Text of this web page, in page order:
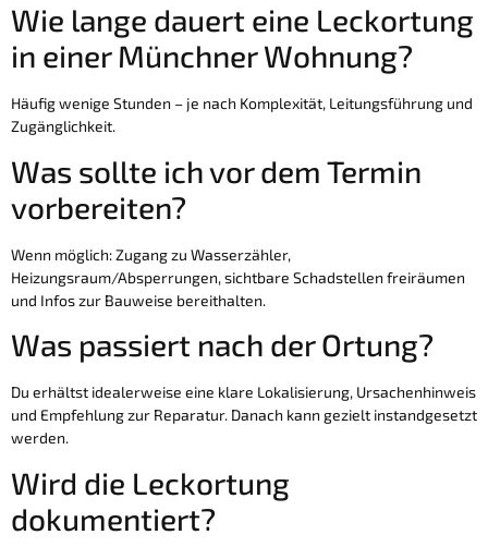
Wie lange dauert eine Leckortung
in einer Münchner Wohnung?
Häufig wenige Stunden – je nach Komplexität, Leitungsführung und
Zugänglichkeit.
Was sollte ich vor dem Termin
vorbereiten?
Wenn möglich: Zugang zu Wasserzähler,
Heizungsraum/Absperrungen, sichtbare Schadstellen freiräumen
und Infos zur Bauweise bereithalten.
Was passiert nach der Ortung?
Du erhältst idealerweise eine klare Lokalisierung, Ursachenhinweis
und Empfehlung zur Reparatur. Danach kann gezielt instandgesetzt
werden.
Wird die Leckortung
dokumentiert?